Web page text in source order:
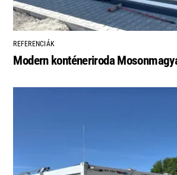
REFERENCIÁK
Modern konténeriroda